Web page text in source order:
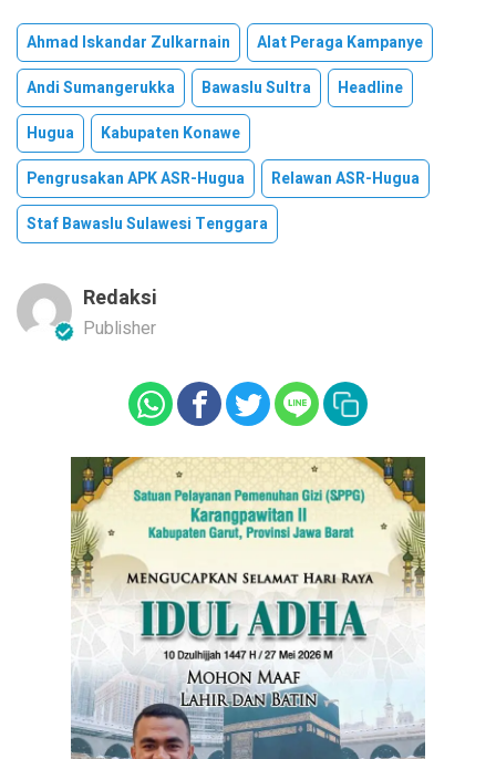
Ahmad Iskandar Zulkarnain
Alat Peraga Kampanye
Andi Sumangerukka
Bawaslu Sultra
Headline
Hugua
Kabupaten Konawe
Pengrusakan APK ASR-Hugua
Relawan ASR-Hugua
Staf Bawaslu Sulawesi Tenggara
Redaksi
Publisher